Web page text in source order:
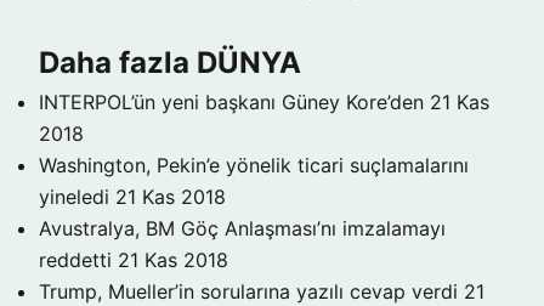
Daha fazla DÜNYA
INTERPOL’ün yeni başkanı Güney Kore’den 21 Kas
2018
Washington, Pekin’e yönelik ticari suçlamalarını
yineledi 21 Kas 2018
Avustralya, BM Göç Anlaşması’nı imzalamayı
reddetti 21 Kas 2018
Trump, Mueller’in sorularına yazılı cevap verdi 21